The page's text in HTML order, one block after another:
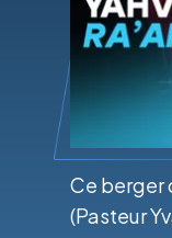
Ce berger
(Pasteur